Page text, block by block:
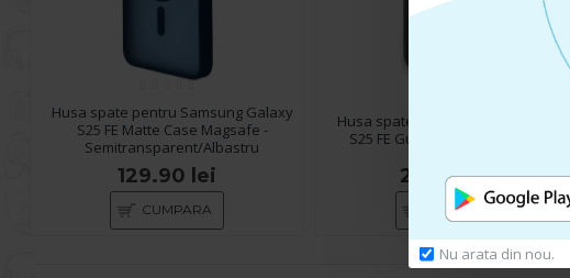
Nu arata din nou.
Husa spate pentru Samsung Galaxy
S25 FE Matte Case Magsafe -
Semitransparent/Albastru
129.90 lei
CUMPARA
Husa spate pentru Samsung Galaxy
S25 FE Guess Metal Logo - Negru
229.90 lei
CUMPARA